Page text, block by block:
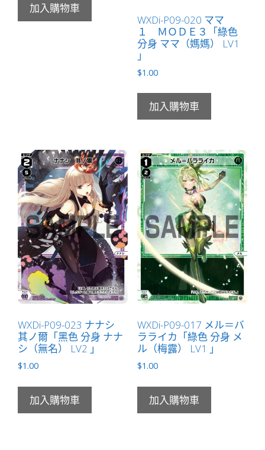
加入購物車
WXDi-P09-020 ママ
１ ＭＯＤＥ３「綠色
分身 ママ（媽媽） LV1
」
$1.00
加入購物車
WXDi-P09-023 ナナシ
其ノ爾「黑色 分身 ナナ
シ（無名） LV2 」
$1.00
加入購物車
WXDi-P09-017 メル＝バ
ラライカ「綠色 分身 メ
ル（梅露） LV1 」
$1.00
加入購物車